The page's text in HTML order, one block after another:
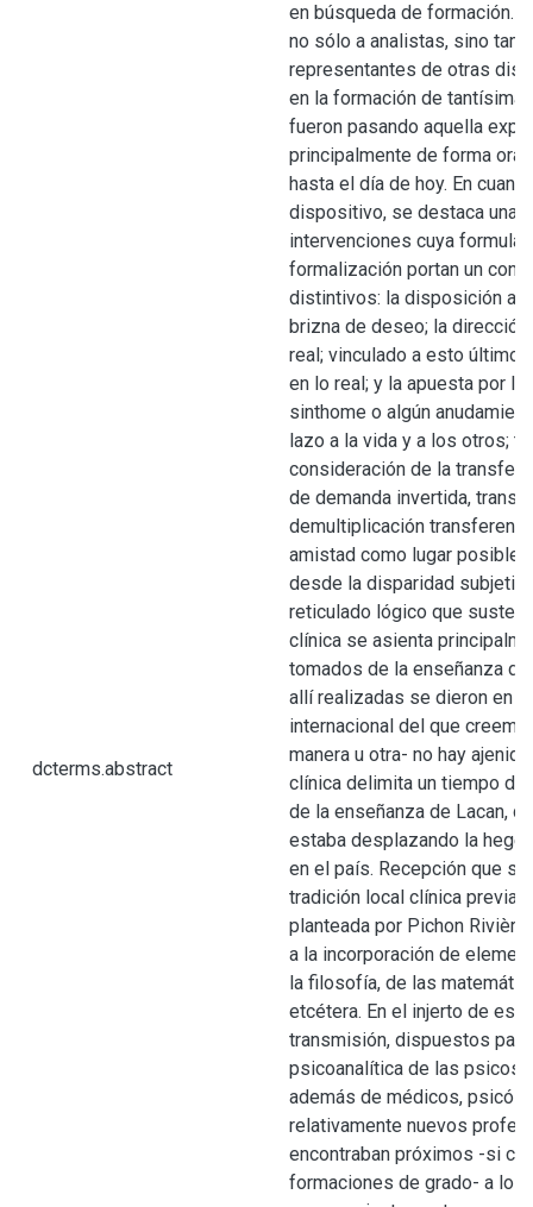
dcterms.abstract
en búsqueda de formación.
no sólo a analistas, sino
representantes de otras
en la formación de
fueron pasando aquella
principalmente de forma
hasta el día de hoy. En
dispositivo, se destaca una
intervenciones cuya
formalización portan un
distintivos: la disposición a
brizna de deseo; la dirección
real; vinculado a esto
en lo real; y la apuesta por la
sinthome o algún
lazo a la vida y a los otros;
consideración de la
de demanda invertida,
demultiplicación
amistad como lugar posible
desde la disparidad
reticulado lógico que
clínica se asienta
tomados de la enseñanza
allí realizadas se dieron en
internacional del que
manera u otra- no hay
clínica delimita un tiempo de
de la enseñanza de Lacan,
estaba desplazando la
en el país. Recepción que
tradición local clínica previa
planteada por Pichon
a la incorporación de
la filosofía, de las
etcétera. En el injerto de
transmisión, dispuestos
psicoanalítica de las
además de médicos,
relativamente nuevos
encontraban próximos -si
formaciones de grado- a